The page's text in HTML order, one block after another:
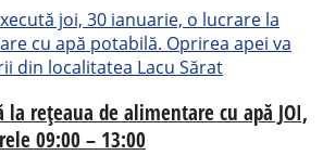
la rețeaua de alimentare cu apă JOI,
09:00 – 13:00